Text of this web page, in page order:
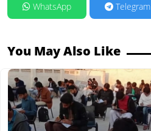
WhatsApp Telegram
You May Also Like